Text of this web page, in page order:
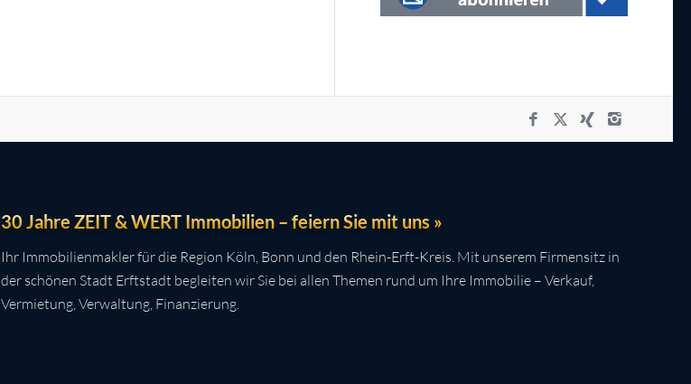
30 Jahre ZEIT & WERT Immobilien – feiern Sie mit uns »
Ihr Immobilienmakler für die Region Köln, Bonn und den Rhein-Erft-Kreis. Mit unserem Firmensitz in
der schönen Stadt Erftstadt begleiten wir Sie bei allen Themen rund um Ihre Immobilie – Verkauf,
Vermietung, Verwaltung, Finanzierung.